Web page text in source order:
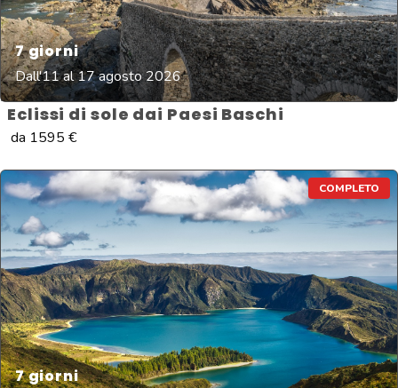
7giorni
Dall'11 al 17 agosto 2026
Eclissi di sole dai Paesi Baschi
da 1595 €
COMPLETO
7giorni